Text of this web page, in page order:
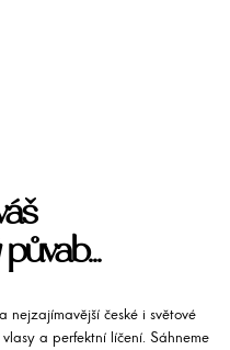
půvab...
nejzajímavější české i světové
a perfektní líčení. Sáhneme